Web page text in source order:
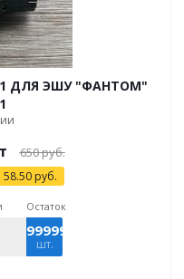
ДЛЯ ЭШУ "ФАНТОМ"
650руб.
58.50руб.
Остаток
9999997
шт.